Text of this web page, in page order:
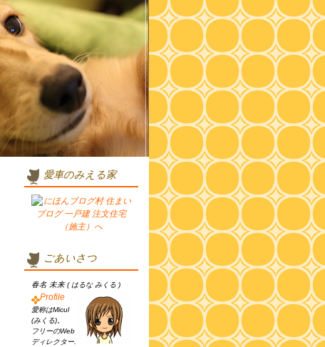
愛車のみえる家
ごあいさつ
春名 未来 ( はるな みくる )
Profile
愛称はMicul
(みくる)。
フリーのWeb
ディレクター.